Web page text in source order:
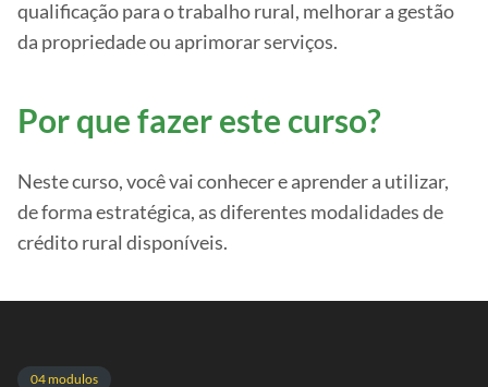
qualificação para o trabalho rural, melhorar a gestão
da propriedade ou aprimorar serviços.
Por que fazer este curso?
Neste curso, você vai conhecer e aprender a utilizar,
de forma estratégica, as diferentes modalidades de
crédito rural disponíveis.
04 modulos